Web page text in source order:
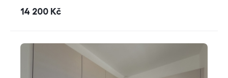
cena
14 200 Kč